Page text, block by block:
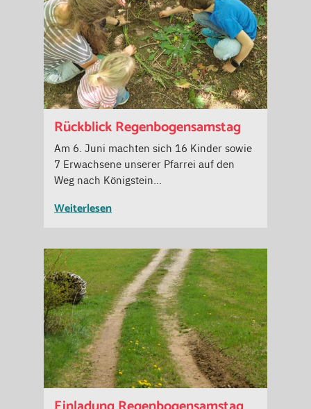
Rückblick Regenbogensamstag
Am 6. Juni machten sich 16 Kinder sowie
7 Erwachsene unserer Pfarrei auf den
Weg nach Königstein…
Weiterlesen